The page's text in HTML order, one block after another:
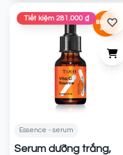
Tiết kiệm 281.000 ₫
Essence - serum
Serum dưỡng trắng,